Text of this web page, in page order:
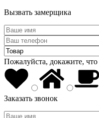
Вызвать замерщика
Пожалуйста, докажите,
Заказать звонок